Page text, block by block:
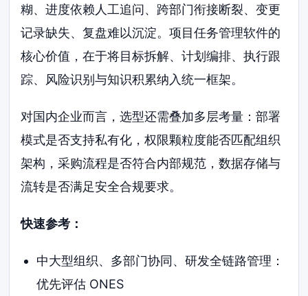
糊、进度依赖人工追问、跨部门衔接断裂、变更
记录缺失、复盘难以沉淀。项目任务管理软件的
核心价值，在于将目标拆解、计划编排、执行跟
踪、风险识别与知识积累纳入统一框架。
对国内企业而言，选型还需叠加多层考量：部署
模式是否支持私有化，权限颗粒度能否匹配组织
架构，采购流程是否符合内部规范，数据存储与
流转是否满足安全合规要求。
快速参考：
中大型组织、多部门协同、研发全链路管理：
优先评估 ONES